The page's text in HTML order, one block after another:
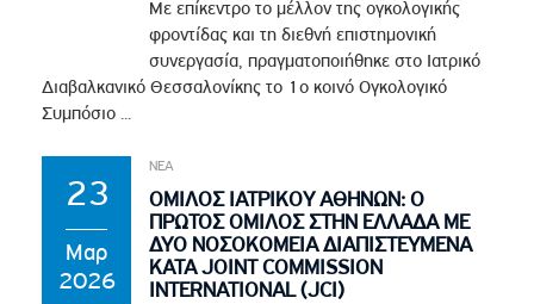
Με επίκεντρο το μέλλον της ογκολογικής
φροντίδας και τη διεθνή επιστημονική
συνεργασία, πραγματοποιήθηκε στο Ιατρικό
Διαβαλκανικό Θεσσαλονίκης το 1ο κοινό Ογκολογικό
Συμπόσιο ...
23
Μαρ
2026
ΝΕΑ
ΟΜΙΛΟΣ ΙΑΤΡΙΚΟΥ ΑΘΗΝΩΝ: Ο
ΠΡΩΤΟΣ ΟΜΙΛΟΣ ΣΤΗΝ ΕΛΛΑΔΑ ΜΕ
ΔΥΟ ΝΟΣΟΚΟΜΕΙΑ ΔΙΑΠΙΣΤΕΥΜΕΝΑ
ΚΑΤΑ JOINT COMMISSION
INTERNATIONAL (JCI)